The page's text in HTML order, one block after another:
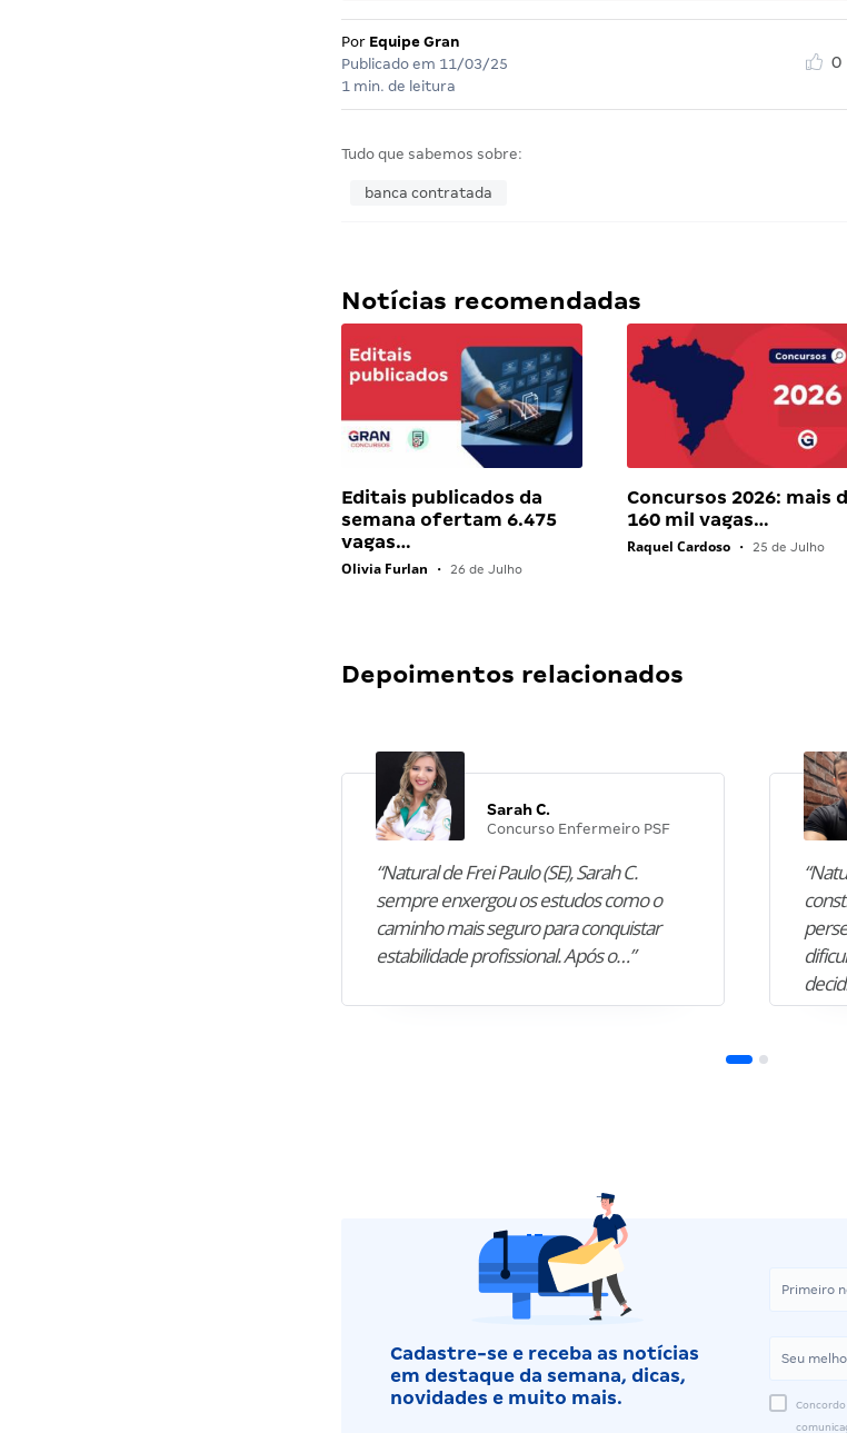
Por Equipe Gran
Publicado em 11/03/25
1 min. de leitura
0
Tudo que sabemos sobre:
banca contratada
Notícias recomendadas
Editais publicados da
semana ofertam 6.475
vagas…
Olivia Furlan • 26 de Julho
Concursos 2026: mais
160 mil vagas…
Raquel Cardoso • 25 de Julho
Depoimentos relacionados
Sarah C.
Concurso Enfermeiro PSF
“Natural de Frei Paulo (SE), Sarah C.
sempre enxergou os estudos como o
caminho mais seguro para conquistar
estabilidade profissional. Após o…”
Cadastre-se e receba as notícias
em destaque da semana, dicas,
novidades e muito mais.
Concordo